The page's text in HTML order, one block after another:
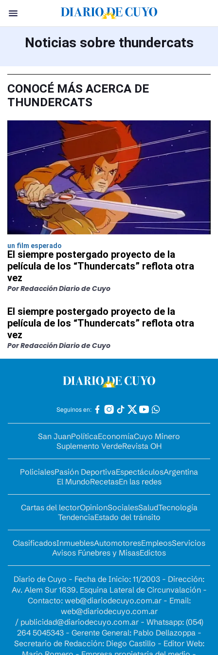
Noticias sobre thundercats
CONOCÉ MÁS ACERCA DE
THUNDERCATS
un film esperado
El siempre postergado proyecto de la
película de los “Thundercats” reflota otra
vez
Por Redacción Diario de Cuyo
El siempre postergado proyecto de la
película de los “Thundercats” reflota otra
vez
Por Redacción Diario de Cuyo
Seguinos en:
San JuanPolíticaEconomíaCuyo Minero
Suplemento VerdeRevista OH
PolicialesPasión DeportivaEspectáculosArgentina
El MundoRecetasEn las redes
Cartas del lectorOpinionSocialesSaludTecnología
TendenciaEstado del tránsito
ClasificadosInmueblesAutomotoresEmpleosServicios
Avisos Fúnebres y MisasEdictos
Diario de Cuyo - Fecha de Inicio: 11/2003 - Dirección:
Av. Alem Sur 1639. Esquina Lateral de Circunvalación -
Contacto: web@diariodecuyo.com.ar- Email:
web@diariodecuyo.com.ar
/ publicidad@diariodecuyo.com.ar- Whatsapp: (054)
264 5045343 - Gerente General: Pablo Dellazoppa -
Secretario de Redacción: Diego Castillo - Editor Web: